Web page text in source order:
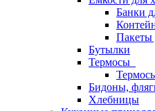
Банки
Пакеты
Бутылки
Термосы
Бидоны,
Хлебницы